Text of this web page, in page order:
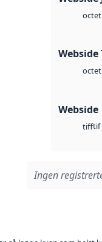
octet
Webside
octet
Webside
tifftif
Ingen